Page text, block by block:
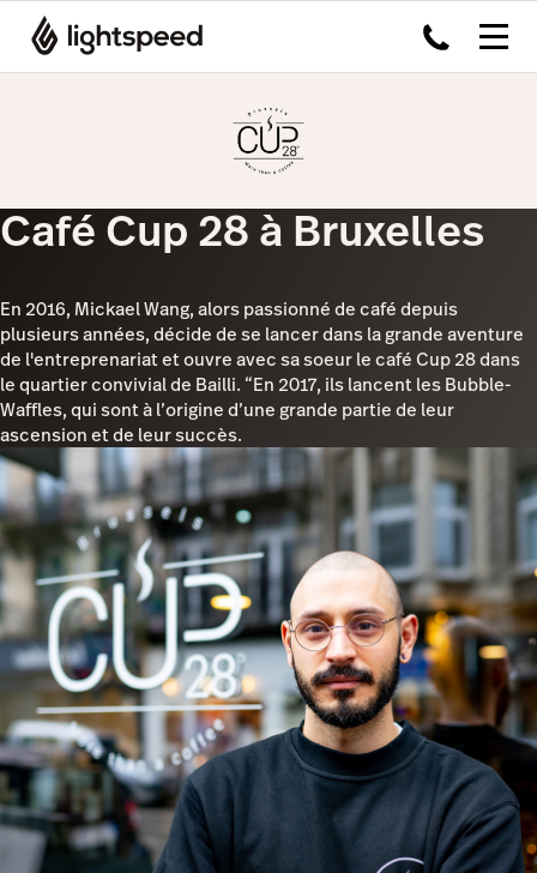
Café Cup 28 à Bruxelles
En 2016, Mickael Wang, alors passionné de café depuis
plusieurs années, décide de se lancer dans la grande aventure
de l'entreprenariat et ouvre avec sa soeur le café Cup 28 dans
le quartier convivial de Bailli. “En 2017, ils lancent les Bubble-
Waffles, qui sont à l’origine d’une grande partie de leur
ascension et de leur succès.